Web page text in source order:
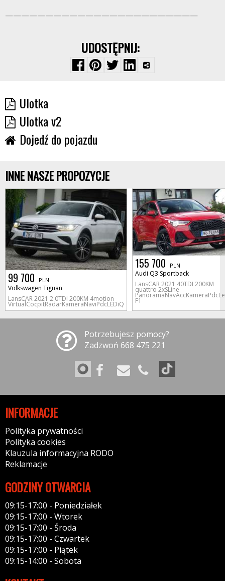
————————————————————————
UDOSTĘPNIJ:
Ulotka
Ulotka v2
Dojedź do pojazdu
INNE NASZE PROPOZYCJE
99 700 PLN
Volkswagen Tiguan
LansCAR 2021 2.0TDI 200KM 4motion
VirtualCocpitRadarKameraNaviPdcLEDiQ
155 700 PLN
Audi Q3 Sportback
LansCAR 2021 40TDI 200KM
quattro 2xSLine
F1
Potrzebujesz pomocy?
Zadzwoń 668 475 221
INFORMACJE
Polityka prywatności
Polityka cookies
Klauzula informacyjna RODO
Reklamacje
GODZINY OTWARCIA
09:15-17:00 - Poniedziałek
09:15-17:00 - Wtorek
09:15-17:00 - Środa
09:15-17:00 - Czwartek
09:15-17:00 - Piątek
09:15-14:00 - Sobota